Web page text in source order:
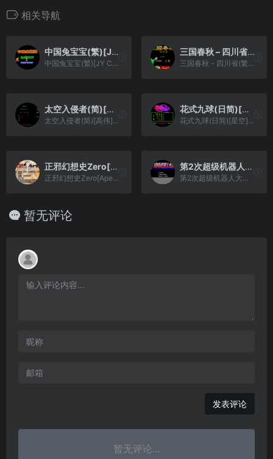
相关导航
中国兔宝宝(繁)[JY Company](CN)[ACT](4Mb)
中国兔宝宝(繁)[JY Company](CN)[ACT](4Mb)
三国春秋 – 四川省(繁)[卡圣](CN)[TAB](2Mb)
三国春秋 - 四川省(繁)[卡圣](CN)[TAB](2Mb)
太空入侵者(简)[高伟](JP)[STG](0.18Mb)
太空入侵者(简)[高伟](JP)[STG](0.18Mb)
花式九球(日简)[星空](JP)[SPG](1.43Mb)
花式九球(日简)[星空](JP)[SPG](1.43Mb)
正邪幻想史Zero[Apex](v20071012)(简)(JP)(64Mb)
正邪幻想史Zero[Apex](v20071012)(简)(JP)(64Mb)
第2次超级机器人大战(v1.2)(修正版)(简)[外星科技+心伤谁知](JP)[SLG](4Mb)
第2次超级机器人大战(v1.2)(修正版)(简)[外星科技+心伤谁知](JP)[SLG](4Mb)
暂无评论
发表评论
暂无评论...